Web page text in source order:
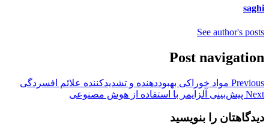
saghi
See author's posts
Post navigation
Previous مواد خوراکی بهبوددهنده و تشدیدکننده علائم افسردگی
Next پیش‌بینی آلزایمر با استفاده از هوش مصنوعی
دیدگاهتان را بنویسید